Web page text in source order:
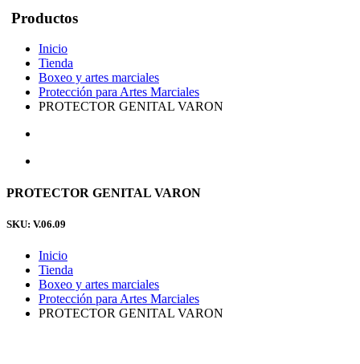
Productos
Inicio
Tienda
Boxeo y artes marciales
Protección para Artes Marciales
PROTECTOR GENITAL VARON
PROTECTOR GENITAL VARON
SKU: V.06.09
Inicio
Tienda
Boxeo y artes marciales
Protección para Artes Marciales
PROTECTOR GENITAL VARON